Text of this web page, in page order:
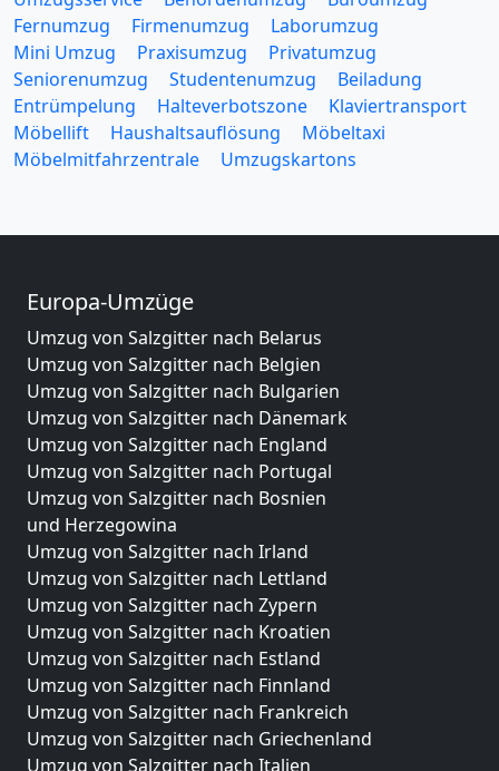
Fernumzug
Firmenumzug
Laborumzug
Mini Umzug
Praxisumzug
Privatumzug
Seniorenumzug
Studentenumzug
Beiladung
Entrümpelung
Halteverbotszone
Klaviertransport
Möbellift
Haushaltsauflösung
Möbeltaxi
Möbelmitfahrzentrale
Umzugskartons
Europa-Umzüge
Umzug von Salzgitter nach Belarus
Umzug von Salzgitter nach Belgien
Umzug von Salzgitter nach Bulgarien
Umzug von Salzgitter nach Dänemark
Umzug von Salzgitter nach England
Umzug von Salzgitter nach Portugal
Umzug von Salzgitter nach Bosnien
und Herzegowina
Umzug von Salzgitter nach Irland
Umzug von Salzgitter nach Lettland
Umzug von Salzgitter nach Zypern
Umzug von Salzgitter nach Kroatien
Umzug von Salzgitter nach Estland
Umzug von Salzgitter nach Finnland
Umzug von Salzgitter nach Frankreich
Umzug von Salzgitter nach Griechenland
Umzug von Salzgitter nach Italien